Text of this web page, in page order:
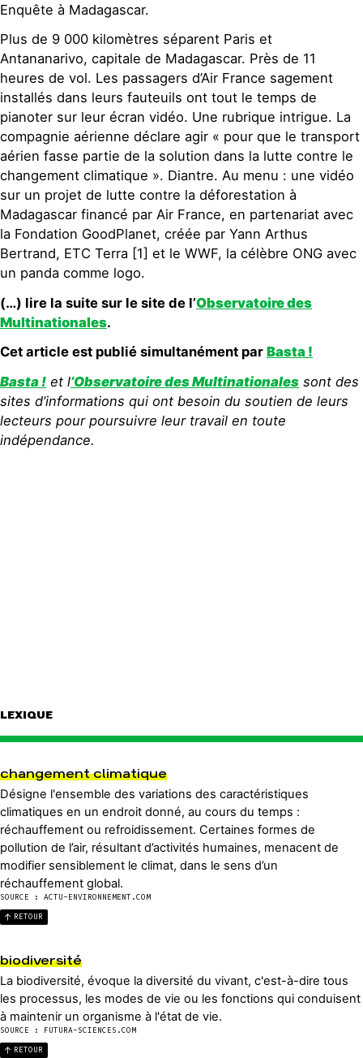
Enquête à Madagascar.
Plus de 9 000 kilomètres séparent Paris et
Antananarivo, capitale de Madagascar. Près de 11
heures de vol. Les passagers d’Air France sagement
installés dans leurs fauteuils ont tout le temps de
pianoter sur leur écran vidéo. Une rubrique intrigue. La
compagnie aérienne déclare agir « pour que le transport
aérien fasse partie de la solution dans la lutte contre le
changement climatique ». Diantre. Au menu : une vidéo
sur un projet de lutte contre la déforestation à
Madagascar financé par Air France, en partenariat avec
la Fondation GoodPlanet, créée par Yann Arthus
Bertrand, ETC Terra [1] et le WWF, la célèbre ONG avec
un panda comme logo.
(…) lire la suite sur le site de l’Observatoire des
Multinationales.
Cet article est publié simultanément par Basta !
Basta ! et l’Observatoire des Multinationales sont des
sites d’informations qui ont besoin du soutien de leurs
lecteurs pour poursuivre leur travail en toute
indépendance.
LEXIQUE
changement climatique
Désigne l'ensemble des variations des caractéristiques
climatiques en un endroit donné, au cours du temps :
réchauffement ou refroidissement. Certaines formes de
pollution de l’air, résultant d’activités humaines, menacent de
modifier sensiblement le climat, dans le sens d’un
réchauffement global.
SOURCE : ACTU-ENVIRONNEMENT.COM
RETOUR
biodiversité
La biodiversité, évoque la diversité du vivant, c'est-à-dire tous
les processus, les modes de vie ou les fonctions qui conduisent
à maintenir un organisme à l'état de vie.
SOURCE : FUTURA-SCIENCES.COM
RETOUR